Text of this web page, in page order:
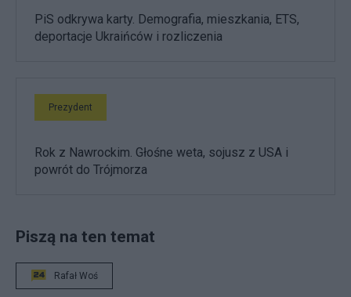
PiS odkrywa karty. Demografia, mieszkania, ETS,
deportacje Ukraińców i rozliczenia
Prezydent
Rok z Nawrockim. Głośne weta, sojusz z USA i
powrót do Trójmorza
Piszą na ten temat
Rafał Woś